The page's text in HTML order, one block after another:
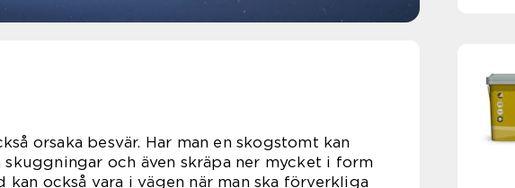
orsaka besvär. Har man en skogstomt kan
och även skräpa ner mycket i form
också vara i vägen när man ska förverkliga